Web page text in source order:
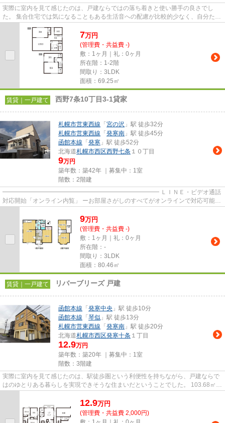
実際に室内を見て感じたのは、戸建ならではの落ち着きと使い勝手の良さでし
た。 集合住宅では気になることもある生活音への配慮が比較的少なく、自分たち
7万円
(管理費・共益費 -)
敷：1ヶ月｜礼：0ヶ月
所在階：1-2階
間取り：3LDK
面積：69.25㎡
賃貸｜一戸建て 西野7条10丁目3-1貸家
札幌市営東西線 「 宮の沢 」駅 徒歩32分
札幌市営東西線 「 発寒南 」駅 徒歩45分
函館本線 「 発寒 」駅 徒歩52分
北海道札幌市西区西野七条 １０丁目
9万円
築年数：築42年 ｜募集中： 1室
階数：2階建
━━━━━━━━━━━━━━━━━━━━━━━━━━ ＬＩＮＥ・ビデオ通話
対応開始「オンライン内覧」 ーお部屋さがしのすべてがオンラインで対応可能ー
9万円
(管理費・共益費 -)
敷：1ヶ月｜礼：0ヶ月
所在階：-
間取り：3LDK
面積：80.46㎡
賃貸｜一戸建て リバーブリーズ 戸建
函館本線 「 発寒中央 」駅 徒歩10分
函館本線 「 琴似 」駅 徒歩13分
札幌市営東西線 「 発寒南 」駅 徒歩20分
北海道札幌市西区発寒十条 １丁目
12.9万円
築年数：築20年 ｜募集中： 1室
階数：3階建
実際に室内を見て感じたのは、駅徒歩圏という利便性を持ちながら、戸建ならで
はのゆとりある暮らしを実現できそうな住まいだということでした。 103.68㎡の
12.9万円
(管理費・共益費 2,000円)